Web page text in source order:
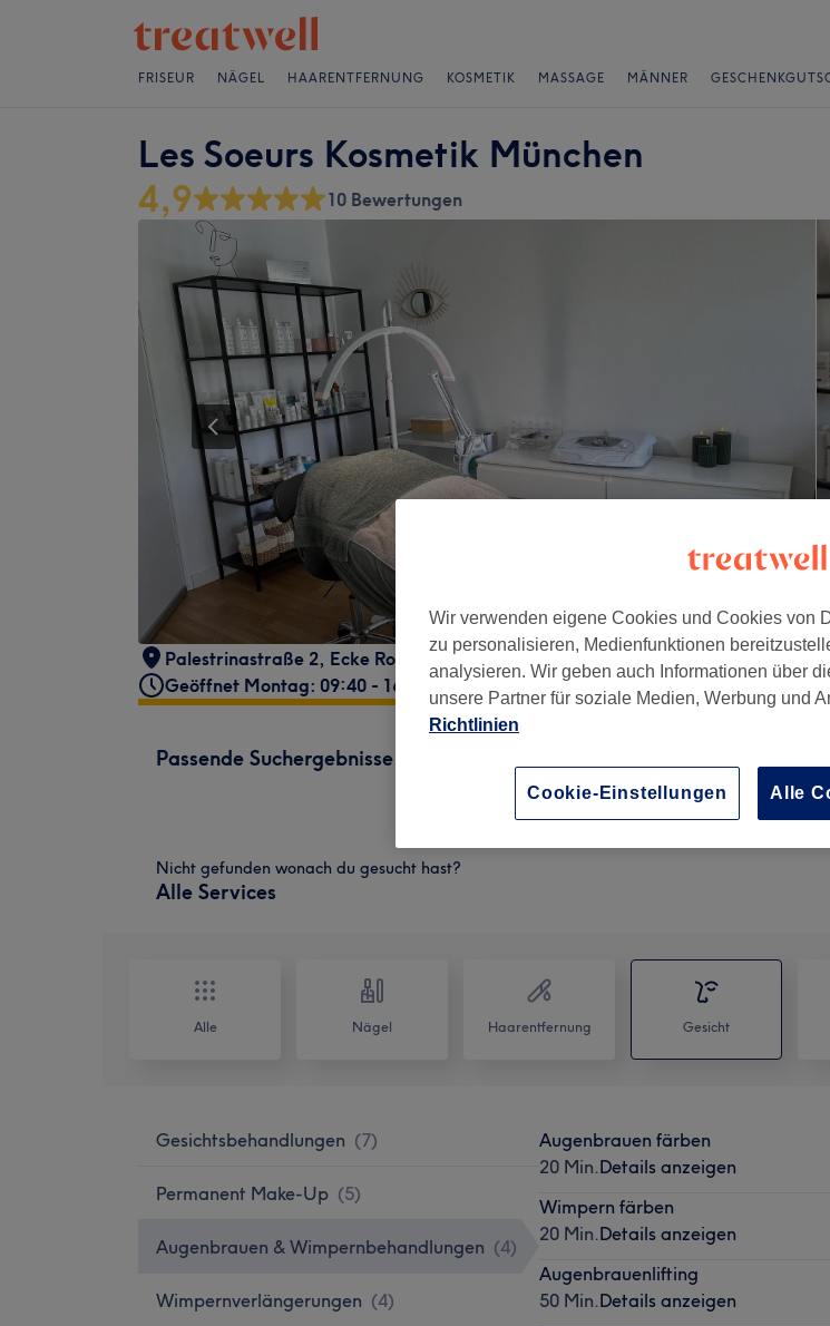
FRISEUR NÄGEL HAARENTFERNUNG KOSMETIK MASSAGE MÄNNER
Les Soeurs Kosmetik München
4,9 10 Bewertungen
Palestrinastraße 2, Ecke Romanstrasse 38 im 1. Stock , Nymphenburg , München
Geöffnet Montag: 09:40 - 16:00
Passende Suchergebnisse
50 Min.Details anzeigen
Nicht gefunden wonach du gesucht hast?
Alle Services
Alle Nägel Haarentfernung Gesicht
Gesichtsbehandlungen (7)
Permanent Make-Up (5)
Augenbrauen & Wimpernbehandlungen (4)
Wimpernverlängerungen (4)
Augenbrauen färben
20 Min.Details anzeigen
Wimpern färben
20 Min.Details anzeigen
Augenbrauenlifting
50 Min.Details anzeigen
Wir verwenden eigene Cookies und Cookies von
zu personalisieren, Medienfunktionen
analysieren. Wir geben auch Informationen über
unsere Partner für soziale Medien, Werbung und
Richtlinien
Cookie-Einstellungen Alle